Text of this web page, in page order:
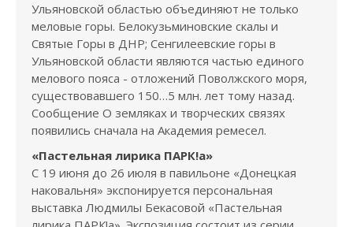
Ульяновской областью объединяют не только
меловые горы. Белокузьминовские скалы и
Святые Горы в ДНР; Сенгилеевские горы в
Ульяновской области являются частью единого
мелового пояса - отложений Поволжского моря,
существовавшего 150…5 млн. лет тому назад.
Сообщение О земляках и творческих связях
появились сначала на Академия ремесел.
«Пастельная лирика ПАРК!а»
С 19 июня до 26 июля в павильоне «Донецкая
наковальня» экспонируется персональная
выставка Людмилы Бекасовой «Пастельная